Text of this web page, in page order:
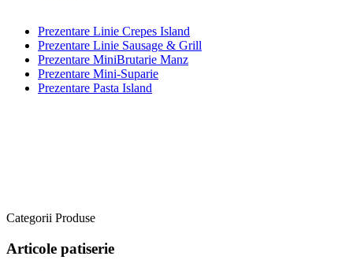
Prezentare Linie Crepes Island
Prezentare Linie Sausage & Grill
Prezentare MiniBrutarie Manz
Prezentare Mini-Suparie
Prezentare Pasta Island
Categorii Produse
Articole patiserie